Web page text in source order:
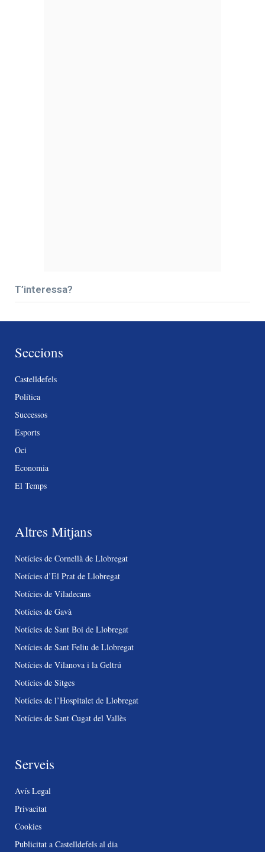
T’interessa?
Seccions
Castelldefels
Política
Successos
Esports
Oci
Economia
El Temps
Altres Mitjans
Notícies de Cornellà de Llobregat
Notícies d’El Prat de Llobregat
Notícies de Viladecans
Notícies de Gavà
Notícies de Sant Boi de Llobregat
Notícies de Sant Feliu de Llobregat
Notícies de Vilanova i la Geltrú
Notícies de Sitges
Notícies de l’Hospitalet de Llobregat
Notícies de Sant Cugat del Vallès
Serveis
Avís Legal
Privacitat
Cookies
Publicitat a Castelldefels al dia